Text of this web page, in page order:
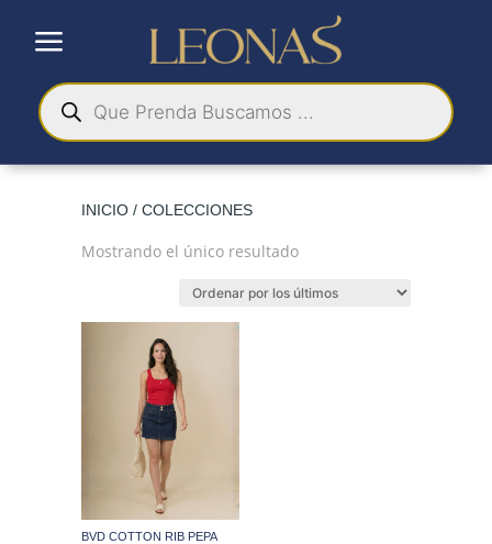
a
Búsqueda
de
productos
INICIO/ COLECCIONES
Mostrando el único resultado
BVD COTTON RIB PEPA